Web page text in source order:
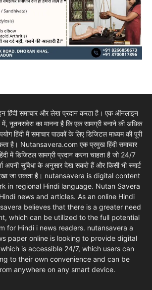
हिंदी समाचार और लेख प्रदान करता है। एक ऑनलाइन
नूतनसवेरा का मानना है कि एक सामग्री बनाने की अधिक
हिंदी मैं समाचार पाठकों के लिए डिजिटल माध्यम की पूरी
है। Nutansavera.com एक प्रमुख हिंदी समाचार
में डिजिटल सामग्री प्रदान करना चाहता है जो 24/7
अपनी सुविधा के अनुसार देख सकते हैं और किसी भी स्मार्ट
देखा जा सकता है। nutansavera is digital content
in regional Hindi language. Nutan Savera
news and articles. As an online Hindi
believes that there is a greater need
which can be utilized to the full potential
for Hindi i news readers. nutansavera a
paper online is looking to provide digital
is accessible 24/7, which users can
to their own convenience and can be
anywhere on any smart device.